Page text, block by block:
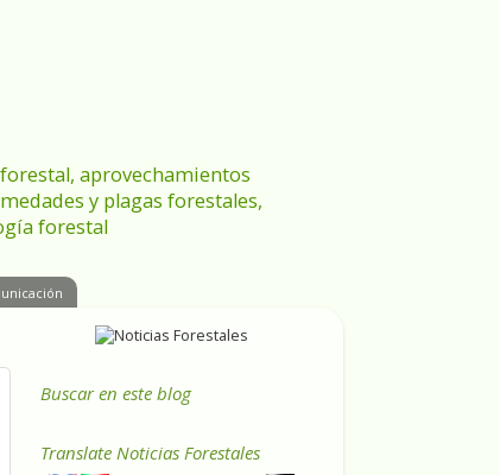
aprovechamientos
y plagas forestales,
forestal
Buscar en este blog
Translate Noticias Forestales